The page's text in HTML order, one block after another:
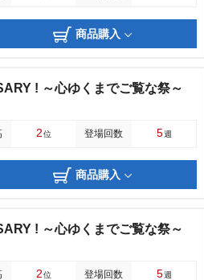
商品購入
! ～心ゆくまでご覧な祭～
2位 登場回数 5週
商品購入
! ～心ゆくまでご覧な祭～
2位 登場回数 5週